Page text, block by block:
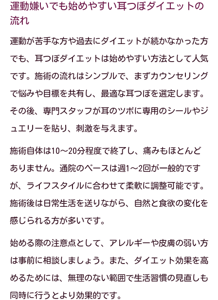
運動嫌いでも始めやすい耳つぼダイエットの
流れ
運動が苦手な方や過去にダイエットが続かなかった方
でも、耳つぼダイエットは始めやすい方法として人気
です。施術の流れはシンプルで、まずカウンセリング
で悩みや目標を共有し、最適な耳つぼを選定します。
その後、専門スタッフが耳のツボに専用のシールやジ
ュエリーを貼り、刺激を与えます。
施術自体は10〜20分程度で終了し、痛みもほとんど
ありません。通院のペースは週1〜2回が一般的です
が、ライフスタイルに合わせて柔軟に調整可能です。
施術後は日常生活を送りながら、自然と食欲の変化を
感じられる方が多いです。
始める際の注意点として、アレルギーや皮膚の弱い方
は事前に相談しましょう。また、ダイエット効果を高
めるためには、無理のない範囲で生活習慣の見直しも
同時に行うとより効果的です。